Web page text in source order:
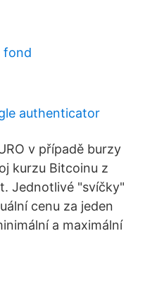
fond
authenticator
v případě burzy
kurzu Bitcoinu z
Jednotlivé "svíčky"
cenu za jeden
a maximální